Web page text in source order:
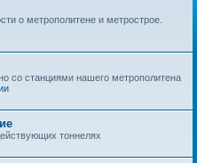
о метрополитене и метрострое.
со станциями нашего метрополитена
тоннелях